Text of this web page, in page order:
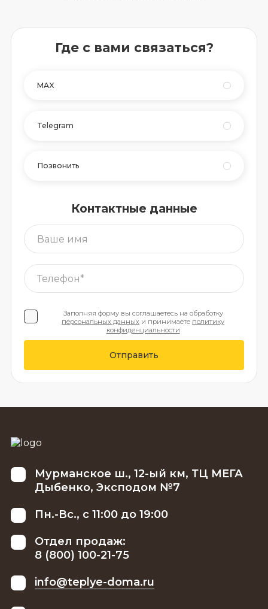
Где с вами связаться?
MAX
Telegram
Позвонить
Контактные данные
Заполняя форму вы соглашаетесь на обработку
персональных данных и принимаете политику
конфиденциальности
Отправить
Мурманское ш., 12-ый км, ТЦ МЕГА
Дыбенко, Эксподом №7
Пн.-Вс., с 11:00 до 19:00
Отдел продаж:
8 (800) 100-21-75
info@teplye-doma.ru